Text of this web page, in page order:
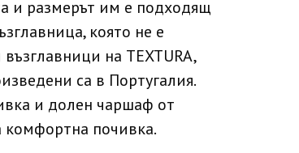
и размерът им е подходящ
която не е
на TEXTURA,
са в Португалия.
и долен чаршаф от
комфортна почивка.